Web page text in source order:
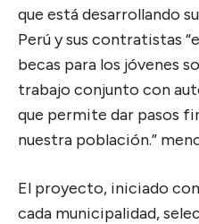
que está desarrollando
Perú y sus contratistas
becas para los jóvenes
trabajo conjunto con
que permite dar pasos
nuestra población.”
El proyecto, iniciado
cada municipalidad,